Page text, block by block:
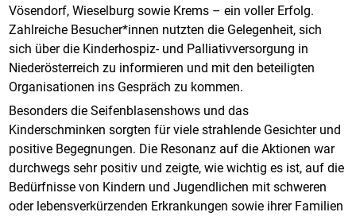
Vösendorf, Wieselburg sowie Krems – ein voller Erfolg.
Zahlreiche Besucher*innen nutzten die Gelegenheit, sich
sich über die Kinderhospiz- und Palliativversorgung in
Niederösterreich zu informieren und mit den beteiligten
Organisationen ins Gespräch zu kommen.
Besonders die Seifenblasenshows und das
Kinderschminken sorgten für viele strahlende Gesichter und
positive Begegnungen. Die Resonanz auf die Aktionen war
durchwegs sehr positiv und zeigte, wie wichtig es ist, auf die
Bedürfnisse von Kindern und Jugendlichen mit schweren
oder lebensverkürzenden Erkrankungen sowie ihrer Familien